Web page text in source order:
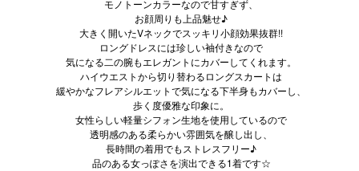
モノトーンカラーなので甘すぎず、
お顔周りも上品魅せ♪
大きく開いたVネックでスッキリ小顔効果抜群!!
ロングドレスには珍しい袖付きなので
気になる二の腕もエレガントにカバーしてくれます。
ハイウエストから切り替わるロングスカートは
緩やかなフレアシルエットで気になる下半身もカバーし、
歩く度優雅な印象に。
女性らしい軽量シフォン生地を使用しているので
透明感のある柔らかい雰囲気を醸し出し、
長時間の着用でもストレスフリー♪
品のある女っぽさを演出できる1着です☆